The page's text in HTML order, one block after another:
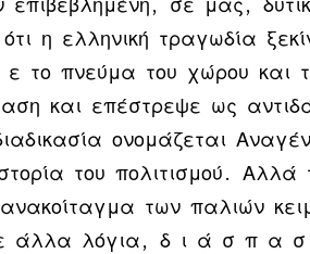
επιβεβλημένη, σε μας,
η ελληνική τραγωδία
πνεύμα του χώρου και
και επέστρεψε ως
ονομάζεται
του πολιτισμού. Αλλά
των παλιών
με άλλα λόγια, δ ι ά σ π